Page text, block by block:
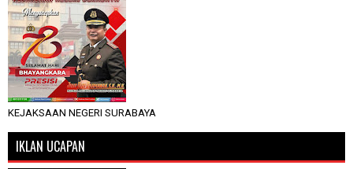
KEJAKSAAN NEGERI SURABAYA
IKLAN UCAPAN